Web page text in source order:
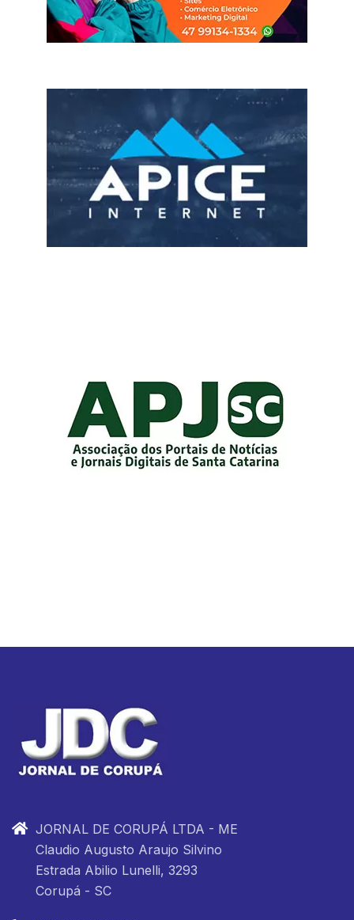
JORNAL DE CORUPÁ LTDA - ME
Claudio Augusto Araujo Silvino
Estrada Abilio Lunelli, 3293
Corupá - SC